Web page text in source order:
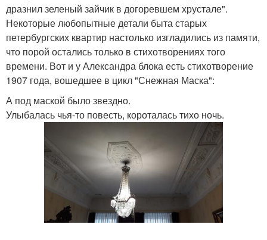
дразнил зеленый зайчик в догоревшем хрустале".
Некоторые любопытные детали быта старых
петербургских квартир настолько изгладились из памяти,
что порой остались только в стихотворениях того
времени. Вот и у Александра блока есть стихотворение
1907 года, вошедшее в цикл "Снежная Маска":
А под маской было звездно.
Улыбалась чья-то повесть, короталась тихо ночь.